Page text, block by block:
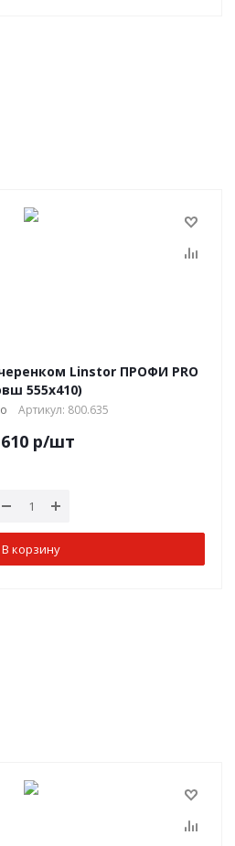
Linstor ПРОФИ PRO
555х410)
Артикул: 800.635
р/шт
В корзину